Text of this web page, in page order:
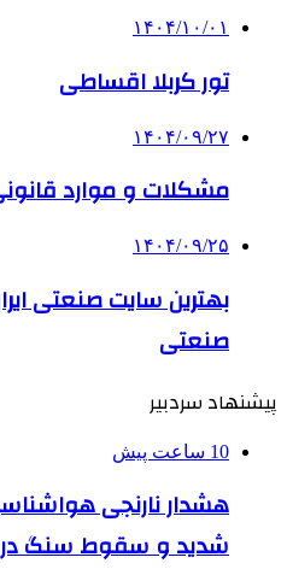
۱۴۰۴/۱۰/۰۱
تور کربلا اقساطی
۱۴۰۴/۰۹/۲۷
مشکلات و موارد
۱۴۰۴/۰۹/۲۵
بهترین ‌سایت صنعتی
صنعتی
پیشنهاد سردبیر
10 ساعت پیش
شدید و سقوط سنگ در